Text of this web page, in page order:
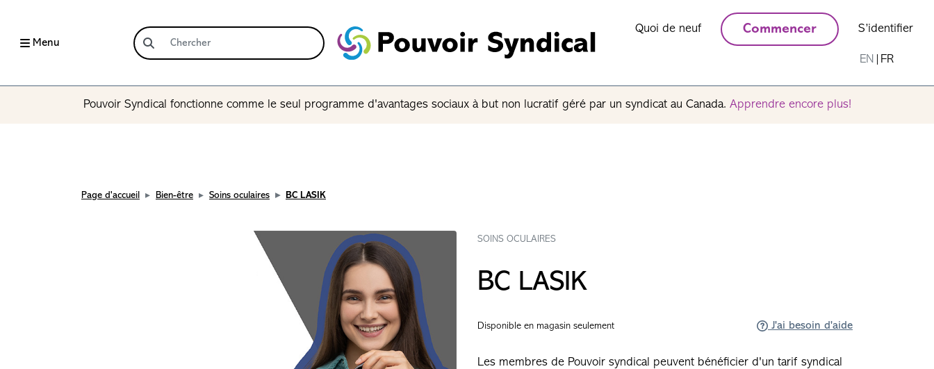
Menu
Quoi de neuf Commencer S’identifier
EN FR
Pouvoir Syndical fonctionne comme le seul programme d'avantages sociaux à but non lucratif géré par un syndicat au Canada. Apprendre encore plus!
Page d'accueil Bien-être Soins oculaires BC LASIK
SOINS OCULAIRES
BC LASIK
Disponible en magasin seulement J'ai besoin d'aide
Les membres de Pouvoir syndical peuvent bénéficier d'un tarif syndical